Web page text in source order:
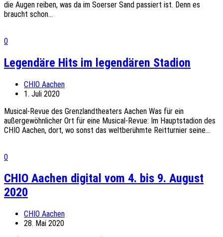
die Augen reiben, was da im Soerser Sand passiert ist. Denn es
braucht schon...
0
Legendäre Hits im legendären Stadion
CHIO Aachen
1. Juli 2020
Musical-Revue des Grenzlandtheaters Aachen Was für ein
außergewöhnlicher Ort für eine Musical-Revue: Im Hauptstadion des
CHIO Aachen, dort, wo sonst das weltberühmte Reitturnier seine...
0
CHIO Aachen digital vom 4. bis 9. August
2020
CHIO Aachen
28. Mai 2020